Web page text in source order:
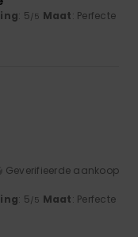
: 5/5 Maat: Perfecte
Geverifieerde aankoop
: 5/5 Maat: Perfecte